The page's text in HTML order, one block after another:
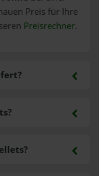
Preis für Ihre
Preisrechner.